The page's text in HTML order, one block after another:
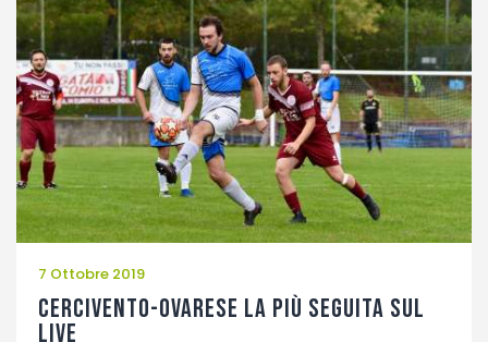
Erreà Cup
Giovanile
Video
Fotogallery
7 Ottobre 2019
Cercivento-Ovarese la più seguita sul
Live